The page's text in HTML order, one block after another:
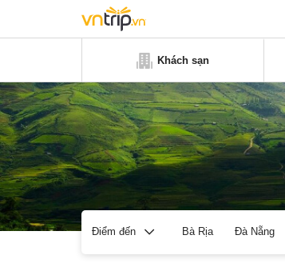
Khách sạn
Điểm đến Bà Rịa Đà Nẵng